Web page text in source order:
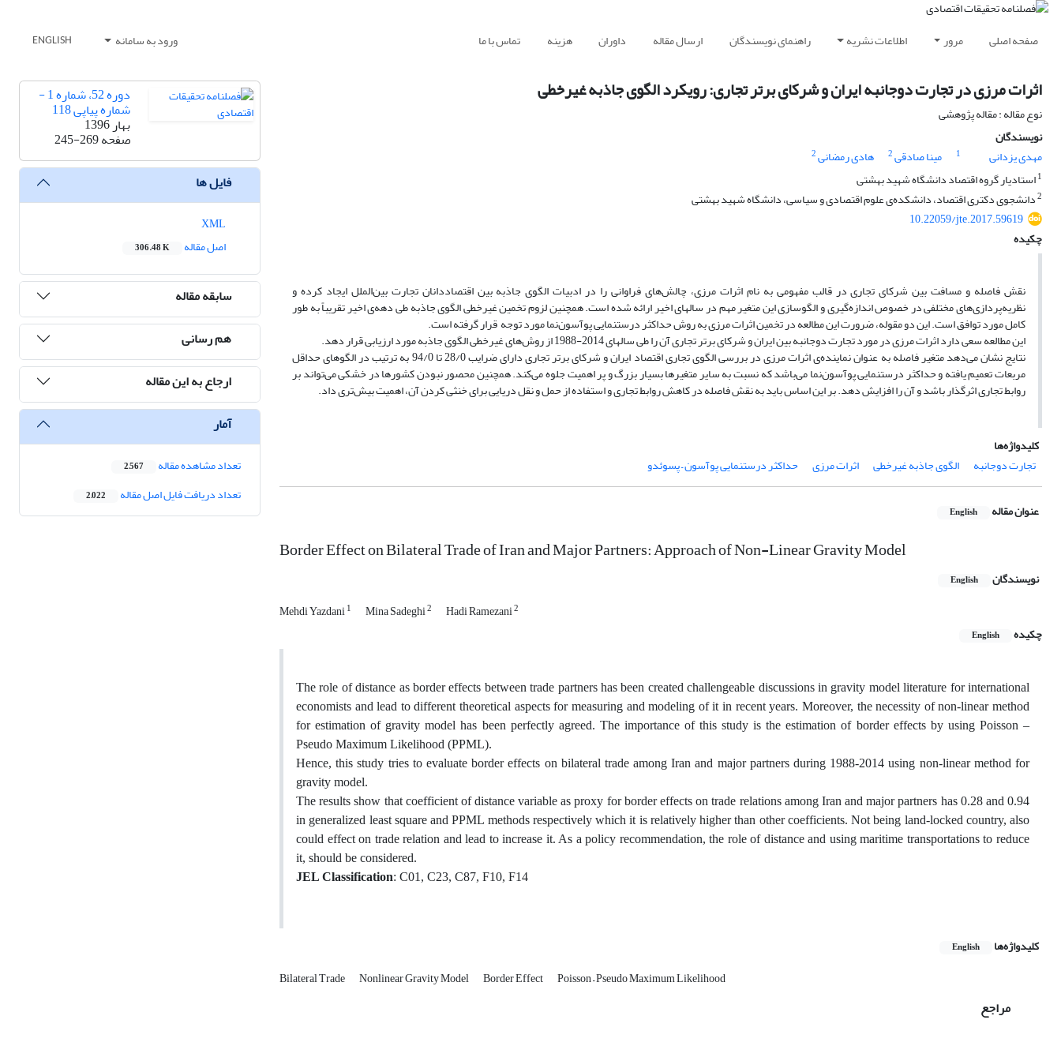
صفحه اصلی مرور اطلاعات نشریه راهنمای نویسندگان ارسال مقاله داوران هزینه تماس با ما ورود به سامانه ENGLISH
اثرات مرزی در تجارت دوجانبه ایران و شرکای برتر تجاری: رویکرد الگوی جاذبه غیرخطی
نوع مقاله : مقاله پژوهشی
نویسندگان
مهدی یزدانی
1 مینا صادقی2 هادی رمضانی2
1استادیار گروه اقتصاد دانشگاه شهید بهشتی
2دانشجوی دکتری اقتصاد، دانشکده‌ی علوم اقتصادی و سیاسی، دانشگاه شهید بهشتی
10.22059/jte.2017.59619
چکیده
نقش فاصله و مسافت بین شرکای تجاری در قالب مفهومی به نام اثرات مرزی، چالش‌های فراوانی را در ادبیات الگوی جاذبه بین اقتصاددانان تجارت بین‌الملل ایجاد کرده و
نظریه‌پردازی‌های مختلفی در خصوص اندازه‌گیری و الگوسازی این متغیر مهم در سال‎های اخیر ارائه شده است. همچنین لزوم تخمین غیرخطی الگوی جاذبه طی دهه‌ی اخیر تقریباً به طور
کامل مورد توافق است. این دو مقوله، ضرورت این مطالعه در تخمین اثرات مرزی به روش حداکثر درستنمایی پوآسون‌نما مورد توجه قرار گرفته است.
این مطالعه سعی دارد اثرات مرزی در مورد تجارت دوجانبه بین ایران و شرکای برتر تجاری آن را طی سال‎های 2014-1988 از روش‌های غیرخطی الگوی جاذبه مورد ارزیابی قرار دهد.
نتایج نشان می‌دهد متغیر فاصله به عنوان نماینده‌ی اثرات مرزی در بررسی الگوی تجاری اقتصاد ایران و شرکای برتر تجاری دارای ضرایب 28/0 تا 94/0 به ترتیب در الگوهای حداقل
مربعات تعمیم یافته و حداکثر درستنمایی پوآسون‌نما می‌باشد که نسبت به سایر متغیرها بسیار بزرگ و پر اهمیت جلوه می‌کند. همچنین محصور نبودن کشورها در خشکی می‌تواند بر
روابط تجاری اثرگذار باشد و آن را افزایش دهد. بر این اساس باید به نقش فاصله در کاهش روابط تجاری و استفاده از حمل و نقل دریایی برای خنثی کردن آن، اهمیت بیش‌تری داد.
کلیدواژه‌ها
تجارت دوجانبه
الگوی جاذبه غیرخطی اثرات مرزی حداکثر درستنمایی پوآسون – پسوئدو
عنوان مقاله English
Border Effect on Bilateral Trade of Iran and Major Partners: Approach of Non-Linear Gravity Model
نویسندگان English
Mehdi Yazdani1 Mina Sadeghi2 Hadi Ramezani2
چکیده English
The role of distance as border effects between trade partners has been created challengeable discussions in gravity model literature for international
economists and lead to different theoretical aspects for measuring and modeling of it in recent years. Moreover, the necessity of non-linear method
for estimation of gravity model has been perfectly agreed. The importance of this study is the estimation of border effects by using Poisson –
Pseudo Maximum Likelihood (PPML).
Hence, this study tries to evaluate border effects on bilateral trade among Iran and major partners during 1988-2014 using non-linear method for
gravity model.
The results show that coefficient of distance variable as proxy for border effects on trade relations among Iran and major partners has 0.28 and 0.94
in generalized least square and PPML methods respectively which it is relatively higher than other coefficients. Not being land-locked country, also
could effect on trade relation and lead to increase it. As a policy recommendation, the role of distance and using maritime transportations to reduce
it, should be considered.
JEL Classification: C01, C23, C87, F10, F14
کلیدواژه‌ها English
Bilateral Trade Nonlinear Gravity Model Border Effect Poisson – Pseudo Maximum Likelihood
مراجع
دوره 52، شماره 1 -
شماره پیاپی 118
بهار 1396
صفحه245-269
فایل ها
اصل مقاله
306.48 K
سابقه مقاله
هم رسانی
ارجاع به این مقاله
آمار
تعداد مشاهده مقاله 2,567
تعداد دریافت فایل اصل مقاله 2,022